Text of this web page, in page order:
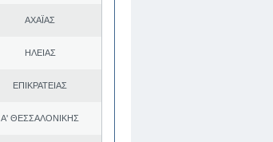
ΑΧΑΪΑΣ
ΗΛΕΙΑΣ
ΕΠΙΚΡΑΤΕΙΑΣ
Α' ΘΕΣΣΑΛΟΝΙΚΗΣ